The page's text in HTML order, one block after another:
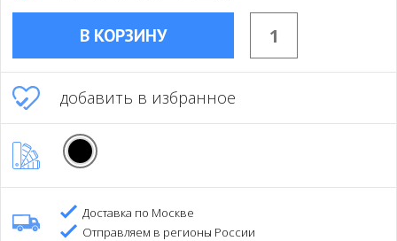
В КОРЗИНУ
добавить в избранное
Доставка по Москве
Отправляем в регионы России